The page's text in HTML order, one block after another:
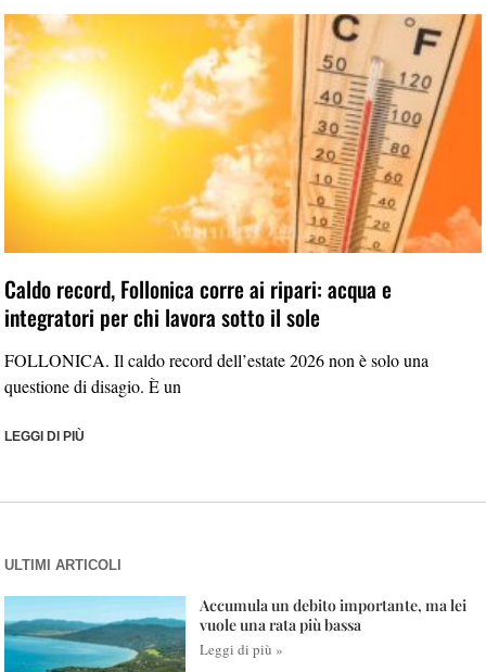
Caldo record, Follonica corre ai ripari: acqua e
integratori per chi lavora sotto il sole
FOLLONICA. Il caldo record dell’estate 2026 non è solo una
questione di disagio. È un
LEGGI DI PIÙ
ULTIMI ARTICOLI
Accumula un debito importante, ma lei
vuole una rata più bassa
Leggi di più »